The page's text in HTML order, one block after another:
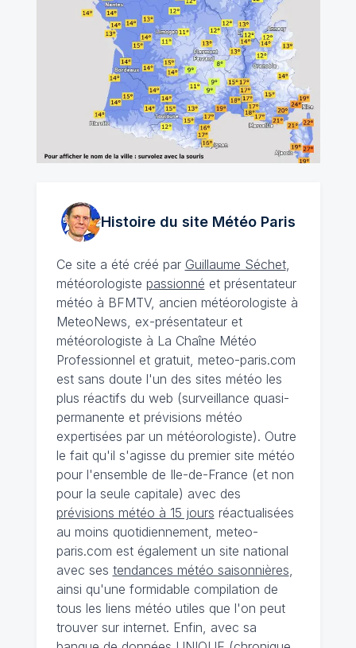
Histoire du site MétéoParis
Ce site a été créé par Guillaume Séchet,
météorologiste passionné et présentateur
météo à BFMTV, ancien météorologiste à
MeteoNews, ex-présentateur et
météorologiste à La Chaîne Météo
Professionnel et gratuit, meteo-paris.com
est sans doute l'un des sites météo les
plus réactifs du web (surveillance quasi-
permanente et prévisions météo
expertisées par un météorologiste). Outre
le fait qu'il s'agisse du premier site météo
pour l'ensemble de Ile-de-France (et non
pour la seule capitale) avec des
prévisions météo à 15 jours réactualisées
au moins quotidiennement, meteo-
paris.com est également un site national
avec ses tendances météo saisonnières,
ainsi qu'une formidable compilation de
tous les liens météo utiles que l'on peut
trouver sur internet. Enfin, avec sa